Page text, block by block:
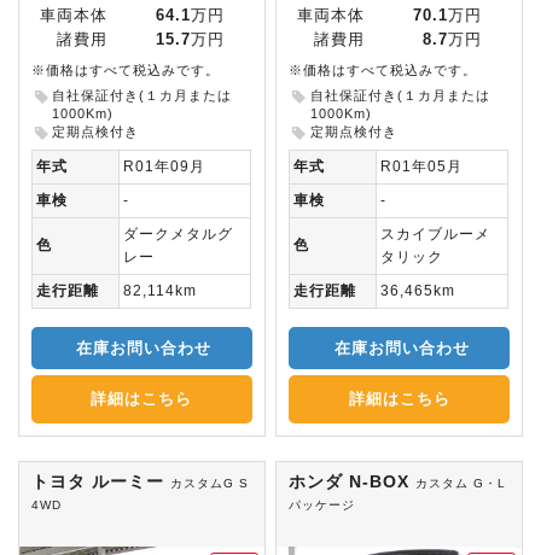
車両本体 64.1 万円
諸費用
15.7 万円
※価格はすべて税込みです。
自社保証付き(１カ月または
1000Km)
定期点検付き
年式
R01年09月
車検
-
色
ダークメタルグ
レー
走行距離
82,114km
在庫お問い合わせ
詳細はこちら
車両本体 70.1 万円
諸費用
8.7 万円
※価格はすべて税込みです。
自社保証付き(１カ月または
1000Km)
定期点検付き
年式
R01年05月
車検
-
色
スカイブルーメ
タリック
走行距離
36,465km
在庫お問い合わせ
詳細はこちら
トヨタ ルーミー
カスタムG S
4WD
ホンダ N-BOX
カスタム G・L
パッケージ